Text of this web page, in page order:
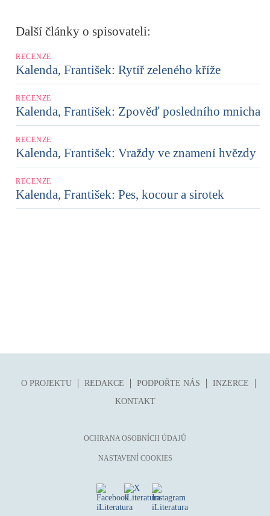
Další články o spisovateli:
RECENZE
Kalenda, František: Rytíř zeleného kříže
RECENZE
Kalenda, František: Zpověď posledního mnicha
RECENZE
Kalenda, František: Vraždy ve znamení hvězdy
RECENZE
Kalenda, František: Pes, kocour a sirotek
O PROJEKTU REDAKCE PODPOŘTE NÁS
INZERCE
KONTAKT
OCHRANA OSOBNÍCH ÚDAJŮ
NASTAVENÍ COOKIES